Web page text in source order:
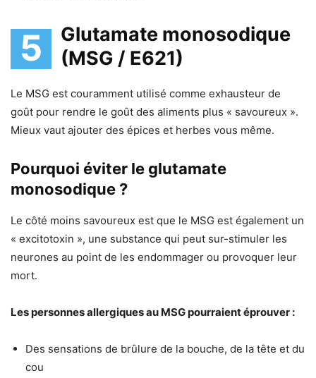
5
Glutamate monosodique
(MSG / E621)
Le MSG est couramment utilisé comme exhausteur de
goût pour rendre le goût des aliments plus « savoureux ».
Mieux vaut ajouter des épices et herbes vous même.
Pourquoi éviter le glutamate
monosodique ?
Le côté moins savoureux est que le MSG est également un
« excitotoxin », une substance qui peut sur-stimuler les
neurones au point de les endommager ou provoquer leur
mort.
Les personnes allergiques au MSG pourraient éprouver :
Des sensations de brûlure de la bouche, de la tête et du
cou